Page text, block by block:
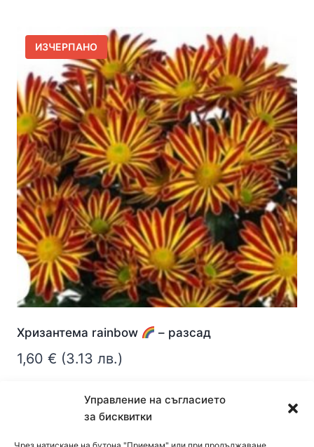
Управление на съгласието
за бисквитки
ИЗЧЕРПАНО
Хризантема rainbow – разсад
1,60 € (3.13 лв.)
Още